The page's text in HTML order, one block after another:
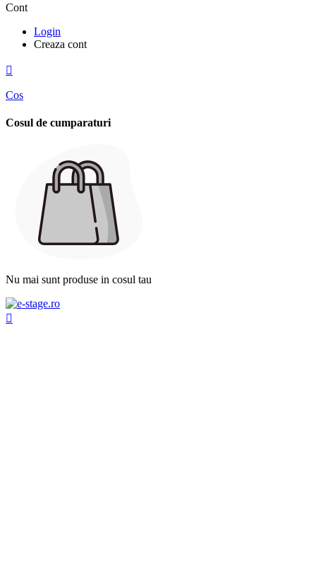
Cont
Login
Creaza cont

Cos
Cosul de cumparaturi
Nu mai sunt produse in cosul tau
